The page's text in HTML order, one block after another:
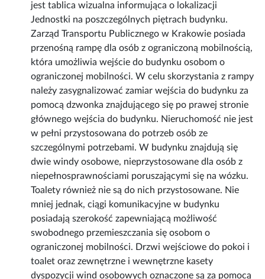
jest tablica wizualna informująca o lokalizacji
Jednostki na poszczególnych piętrach budynku.
Zarząd Transportu Publicznego w Krakowie posiada
przenośną rampę dla osób z ograniczoną mobilnością,
która umożliwia wejście do budynku osobom o
ograniczonej mobilności. W celu skorzystania z rampy
należy zasygnalizować zamiar wejścia do budynku za
pomocą dzwonka znajdującego się po prawej stronie
głównego wejścia do budynku. Nieruchomość nie jest
w pełni przystosowana do potrzeb osób ze
szczególnymi potrzebami. W budynku znajdują się
dwie windy osobowe, nieprzystosowane dla osób z
niepełnosprawnościami poruszającymi się na wózku.
Toalety również nie są do nich przystosowane. Nie
mniej jednak, ciągi komunikacyjne w budynku
posiadają szerokość zapewniającą możliwość
swobodnego przemieszczania się osobom o
ograniczonej mobilności. Drzwi wejściowe do pokoi i
toalet oraz zewnętrzne i wewnętrzne kasety
dyspozycji wind osobowych oznaczone są za pomocą